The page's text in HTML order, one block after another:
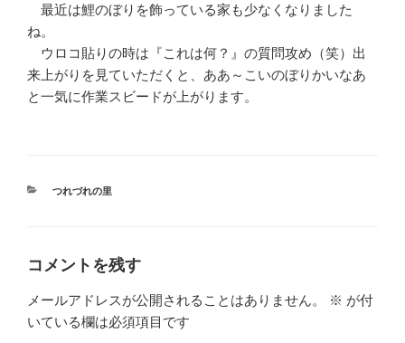
最近は鯉のぼりを飾っている家も少なくなりました
ね。
ウロコ貼りの時は『これは何？』の質問攻め（笑）出
来上がりを見ていただくと、ああ～こいのぼりかいなあ
と一気に作業スビードが上がります。
カ
つれづれの里
コメントを残す
メールアドレスが公開されることはありません。 ※ が付
いている欄は必須項目です